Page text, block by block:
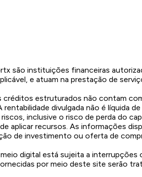
são instituições financeiras
e atuam na prestação de
estruturados não contam
rentabilidade divulgada não é líquida
inclusive o risco de perda do
aplicar recursos. As informações
de investimento ou oferta de
digital está sujeita a
por meio deste site serão